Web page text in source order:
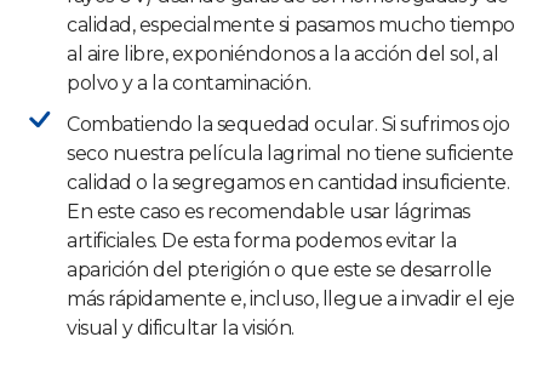
calidad, especialmente si pasamos mucho tiempo
al aire libre, exponiéndonos a la acción del sol, al
polvo y a la contaminación.
Combatiendo la sequedad ocular. Si sufrimos ojo
seco nuestra película lagrimal no tiene suficiente
calidad o la segregamos en cantidad insuficiente.
En este caso es recomendable usar lágrimas
artificiales. De esta forma podemos evitar la
aparición del pterigión o que este se desarrolle
más rápidamente e, incluso, llegue a invadir el eje
visual y dificultar la visión.